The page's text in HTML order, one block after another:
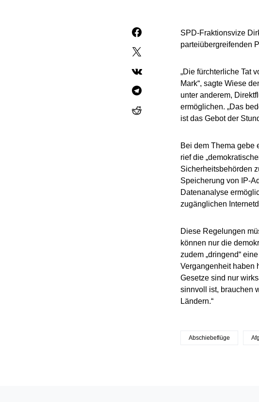
SPD-Fraktionsvize
parteiübergreifenden
„Die fürchterliche Tat
Mark“, sagte Wiese
unter anderem,
ermöglichen. „Das
ist das Gebot der
Bei dem Thema gebe
rief die
Sicherheitsbehörden
Speicherung von IP-
Datenanalyse
zugänglichen
Diese Regelungen
können nur die
zudem „dringend“
Vergangenheit haben
Gesetze sind nur
sinnvoll ist, brauchen
Ländern.“
Abschiebeflüge